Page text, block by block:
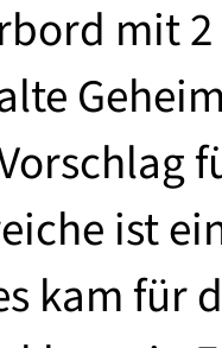
mit
ist
kam für